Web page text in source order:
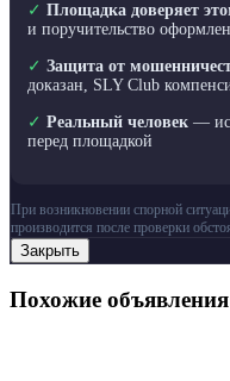
✓ Площадка доверяет
и поручительство
✓ Защита от
доказан, SLY Club
✓ Реальный человек —
перед площадкой
При возникновении спорной
производится после проверки
Закрыть
Похожие объявления